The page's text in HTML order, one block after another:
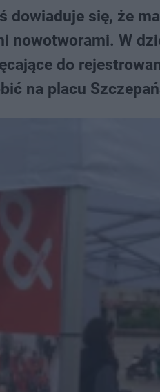
dowiaduje się, że
nowotworami. W
do
na placu